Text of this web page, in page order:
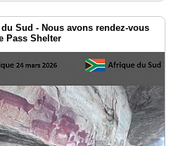
Sud - Nous avons rendez-vous
Pass Shelter